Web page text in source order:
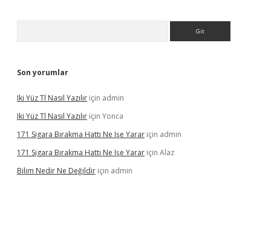
Son yorumlar
Iki Yüz Tl Nasıl Yazılır için admin
Iki Yüz Tl Nasıl Yazılır için Yonca
171 Sigara Bırakma Hattı Ne Işe Yarar için admin
171 Sigara Bırakma Hattı Ne Işe Yarar için Alaz
Bilim Nedir Ne Değildir için admin